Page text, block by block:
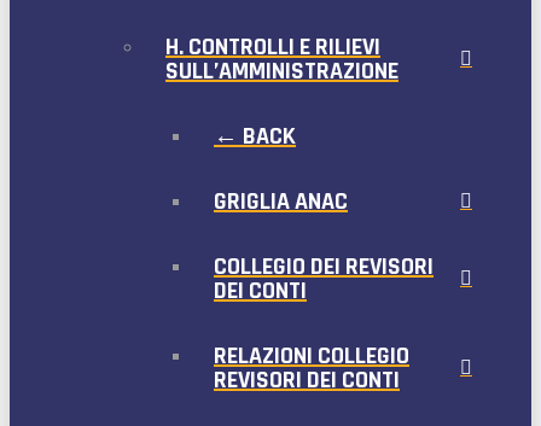
H. CONTROLLI E RILIEVI
SULL’AMMINISTRAZIONE
← BACK
GRIGLIA ANAC
COLLEGIO DEI REVISORI
DEI CONTI
RELAZIONI COLLEGIO
REVISORI DEI CONTI